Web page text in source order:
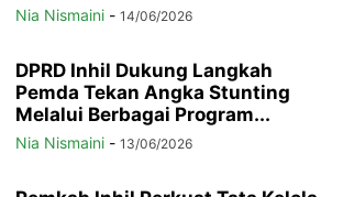
Nia Nismaini - 14/06/2026
DPRD Inhil Dukung Langkah
Pemda Tekan Angka Stunting
Melalui Berbagai Program...
Nia Nismaini - 13/06/2026